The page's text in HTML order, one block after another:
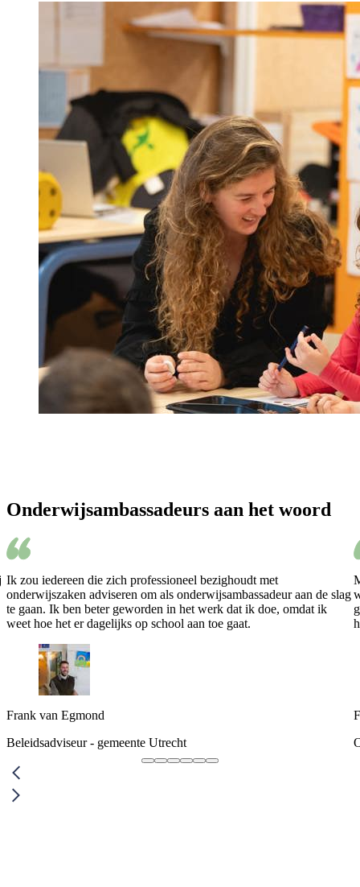
Onderwijsambassadeurs aan het woord
Ik zou iedereen die zich professioneel bezighoudt met
onderwijszaken adviseren om als onderwijsambassadeur aan de slag
te gaan. Ik ben beter geworden in het werk dat ik doe, omdat ik
weet hoe het er dagelijks op school aan toe gaat.
Frank van Egmond
Beleidsadviseur - gemeente Utrecht